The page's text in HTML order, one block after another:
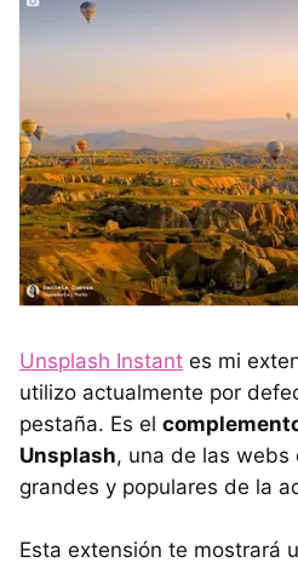
Unsplash Instant es mi
utilizo actualmente por
pestaña. Es el
Unsplash, una de las
grandes y populares de la
Esta extensión te mostrará